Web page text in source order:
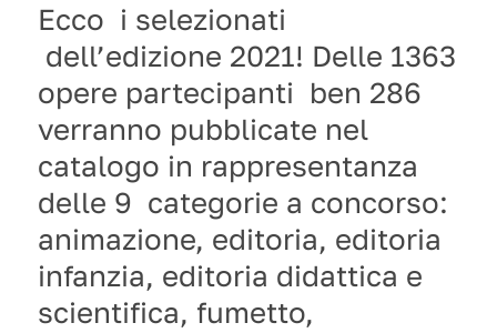
Ecco i selezionati
dell’edizione 2021! Delle 1363
opere partecipanti ben 286
verranno pubblicate nel
catalogo in rappresentanza
delle 9 categorie a concorso:
animazione, editoria, editoria
infanzia, editoria didattica e
scientifica, fumetto,